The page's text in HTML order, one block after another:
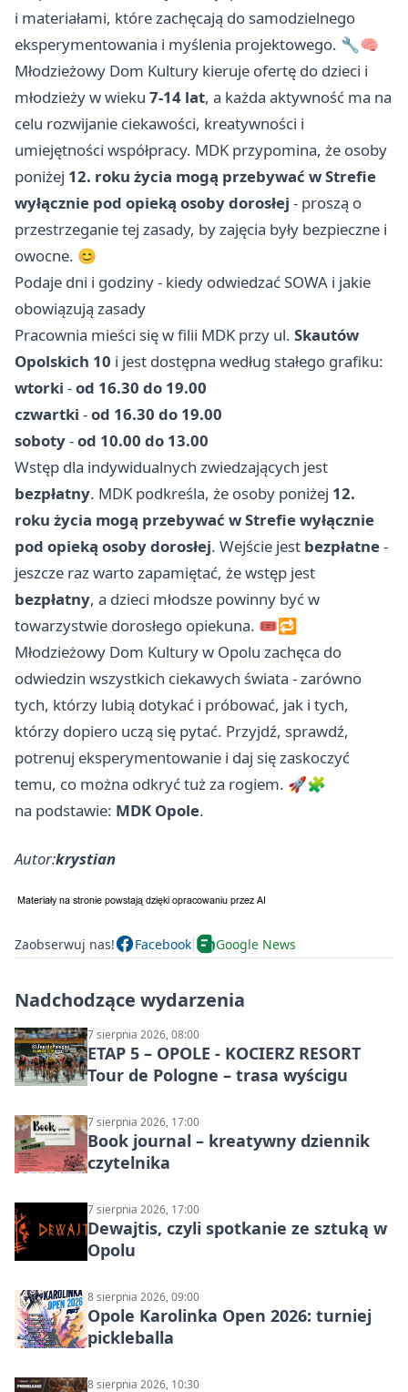
i materiałami, które zachęcają do samodzielnego
eksperymentowania i myślenia projektowego. 🔧🧠
Młodzieżowy Dom Kultury kieruje ofertę do dzieci i
młodzieży w wieku 7-14 lat, a każda aktywność ma na
celu rozwijanie ciekawości, kreatywności i
umiejętności współpracy. MDK przypomina, że osoby
poniżej 12. roku życia mogą przebywać w Strefie
wyłącznie pod opieką osoby dorosłej - proszą o
przestrzeganie tej zasady, by zajęcia były bezpieczne i
owocne. 😊
Podaje dni i godziny - kiedy odwiedzać SOWA i jakie
obowiązują zasady
Pracownia mieści się w filii MDK przy ul. Skautów
Opolskich 10 i jest dostępna według stałego grafiku:
wtorki -od 16.30 do 19.00
czwartki -od 16.30 do 19.00
soboty-od 10.00 do 13.00
Wstęp dla indywidualnych zwiedzających jest
bezpłatny. MDK podkreśla, że osoby poniżej 12.
roku życia mogą przebywać w Strefie wyłącznie
pod opieką osoby dorosłej. Wejście jest bezpłatne-
jeszcze raz warto zapamiętać, że wstęp jest
bezpłatny, a dzieci młodsze powinny być w
towarzystwie dorosłego opiekuna. 🎟️🔁
Młodzieżowy Dom Kultury w Opolu zachęca do
odwiedzin wszystkich ciekawych świata - zarówno
tych, którzy lubią dotykać i próbować, jak i tych,
którzy dopiero uczą się pytać. Przyjdź, sprawdź,
potrenuj eksperymentowanie i daj się zaskoczyć
temu, co można odkryć tuż za rogiem. 🚀🧩
na podstawie: MDK Opole.
Autor:krystian
Zaobserwuj nas! Facebook Google News
Nadchodzące wydarzenia
7 sierpnia 2026, 08:00
ETAP 5 – OPOLE - KOCIERZ RESORT
Tour de Pologne – trasa wyścigu
7 sierpnia 2026, 17:00
Book journal – kreatywny dziennik
czytelnika
7 sierpnia 2026, 17:00
Dewajtis, czyli spotkanie ze sztuką w
Opolu
8 sierpnia 2026, 09:00
Opole Karolinka Open 2026: turniej
pickleballa
8 sierpnia 2026, 10:30